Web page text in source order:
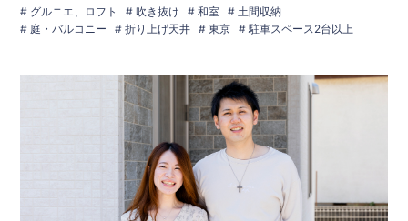
グルニエ、ロフト 吹き抜け 和室
土間収納
庭・バルコニー
折り上げ天井 東京 駐車スペース2台以上